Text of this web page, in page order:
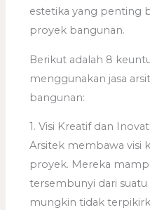
estetika yang penting
proyek bangunan.
Berikut adalah 8
menggunakan jasa
bangunan:
1. Visi Kreatif dan
Arsitek membawa visi
proyek. Mereka
tersembunyi dari
mungkin tidak